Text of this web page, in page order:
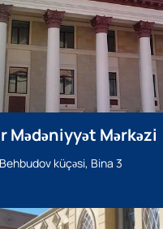
Mədəniyyət Mərkəzi
Behbudov küçəsi, Bina 3